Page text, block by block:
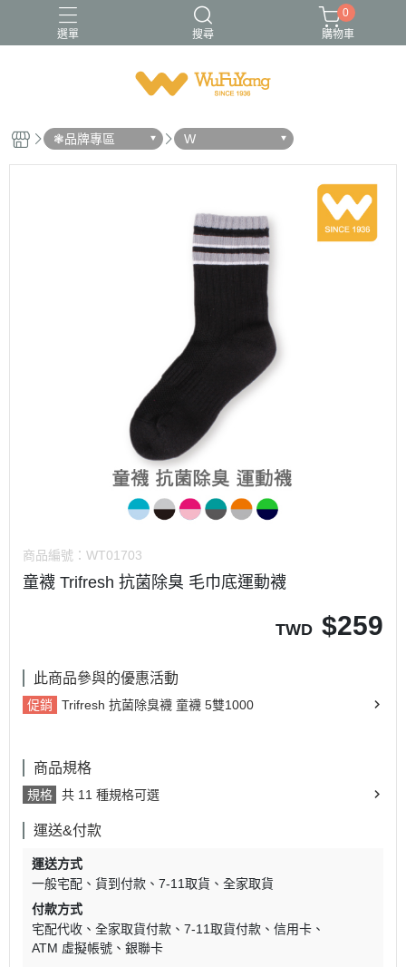
選單 搜尋
0
購物車
❃品牌專區 W
商品編號： WT01703
童襪 Trifresh 抗菌除臭 毛巾底運動襪
TWD $259
此商品參與的優惠活動
促銷 Trifresh 抗菌除臭襪 童襪 5雙1000
商品規格
規格 共 11 種規格可選
運送&付款
運送方式
一般宅配
貨到付款 7-11取貨
全家取貨
付款方式
宅配代收
全家取貨付款 7-11取貨付款
信用卡
ATM 虛擬帳號
銀聯卡